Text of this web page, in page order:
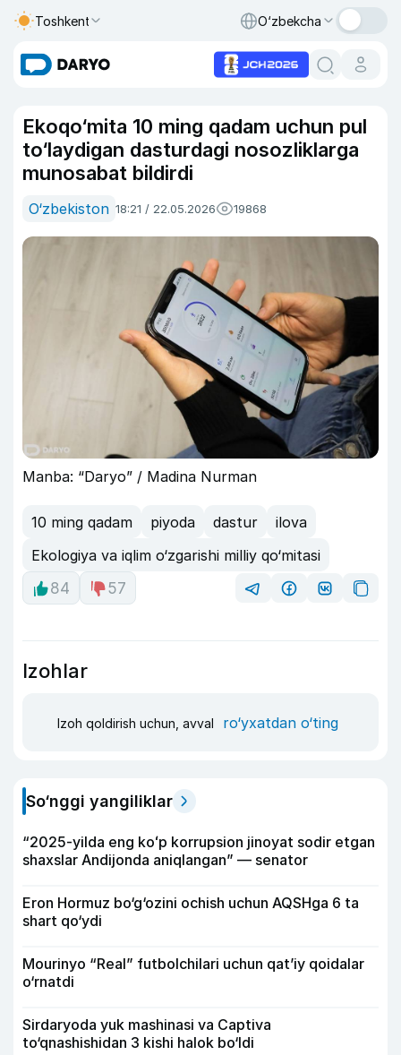
Toshkent O‘zbekcha
Ekoqo‘mita 10 ming qadam uchun pul
to‘laydigan dasturdagi nosozliklarga
munosabat bildirdi
O‘zbekiston 18:21 / 22.05.2026 19868
Manba: “Daryo” / Madina Nurman
10 ming qadam piyoda dastur
ilova
Ekologiya va iqlim o‘zgarishi milliy qo‘mitasi
84
57
Izohlar
Izoh qoldirish uchun, avval ro‘yxatdan o‘ting
So‘nggi yangiliklar
“2025-yilda eng koʻp korrupsion jinoyat sodir etgan
shaxslar Andijonda aniqlangan” — senator
Eron Hormuz bo‘g‘ozini ochish uchun AQSHga 6 ta
shart qo‘ydi
Mourinyo “Real” futbolchilari uchun qat’iy qoidalar
o‘rnatdi
Sirdaryoda yuk mashinasi va Captiva
to‘qnashishidan 3 kishi halok bo‘ldi